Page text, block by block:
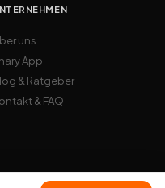
uns
App
& Ratgeber
& FAQ